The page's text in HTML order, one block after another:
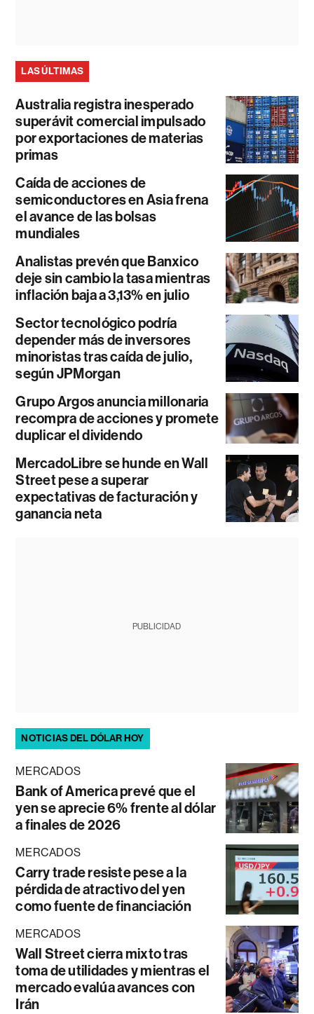
LAS ÚLTIMAS
Australia registra inesperado
superávit comercial impulsado
por exportaciones de materias
primas
Caída de acciones de
semiconductores en Asia frena
el avance de las bolsas
mundiales
Analistas prevén que Banxico
deje sin cambio la tasa mientras
inflación baja a 3,13% en julio
Sector tecnológico podría
depender más de inversores
minoristas tras caída de julio,
según JPMorgan
Grupo Argos anuncia millonaria
recompra de acciones y promete
duplicar el dividendo
MercadoLibre se hunde en Wall
Street pese a superar
expectativas de facturación y
ganancia neta
PUBLICIDAD
NOTICIAS DEL DÓLAR HOY
MERCADOS
Bank of America prevé que el
yen se aprecie 6% frente al dólar
a finales de 2026
MERCADOS
Carry trade resiste pese a la
pérdida de atractivo del yen
como fuente de financiación
MERCADOS
Wall Street cierra mixto tras
toma de utilidades y mientras el
mercado evalúa avances con
Irán